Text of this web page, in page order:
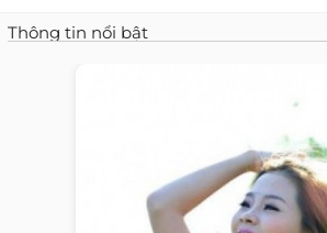
Thông tin nổi bật